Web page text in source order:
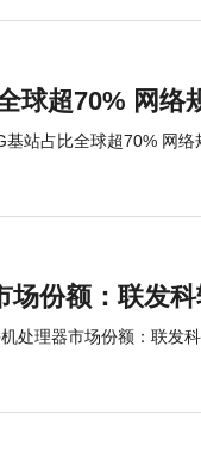
球超70% 网络
基站占比全球超70% 网络
场份额：联发
处理器市场份额：联发